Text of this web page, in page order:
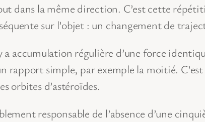
dans la même direction. C’est cette
sur l’objet : un changement de
accumulation régulière d’une force
rapport simple, par exemple la moitié.
orbites d’astéroïdes.
responsable de l’absence d’une